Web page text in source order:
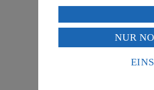
Verarbeitung deiner
Wenn du auf „Aktivieren“
ein, dass deine Daten in den
einem nach europäischen
Risiko eines Zugriffs durch US-
NUR